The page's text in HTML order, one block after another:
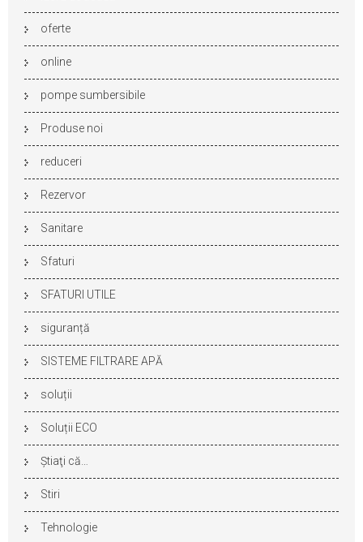
oferte
online
pompe sumbersibile
Produse noi
reduceri
Rezervor
Sanitare
Sfaturi
SFATURI UTILE
siguranță
SISTEME FILTRARE APĂ
soluții
Soluții ECO
Ştiaţi că…
Stiri
Tehnologie